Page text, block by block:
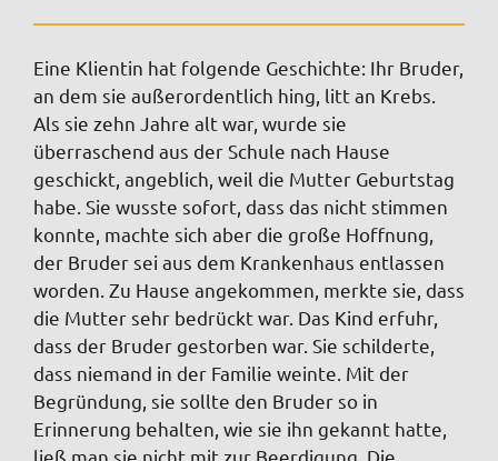
Eine Klientin hat folgende Geschichte: Ihr Bruder,
an dem sie außerordentlich hing, litt an Krebs.
Als sie zehn Jahre alt war, wurde sie
überraschend aus der Schule nach Hause
geschickt, angeblich, weil die Mutter Geburtstag
habe. Sie wusste sofort, dass das nicht stimmen
konnte, machte sich aber die große Hoffnung,
der Bruder sei aus dem Krankenhaus entlassen
worden. Zu Hause angekommen, merkte sie, dass
die Mutter sehr bedrückt war. Das Kind erfuhr,
dass der Bruder gestorben war. Sie schilderte,
dass niemand in der Familie weinte. Mit der
Begründung, sie sollte den Bruder so in
Erinnerung behalten, wie sie ihn gekannt hatte,
ließ man sie nicht mit zur Beerdigung. Die